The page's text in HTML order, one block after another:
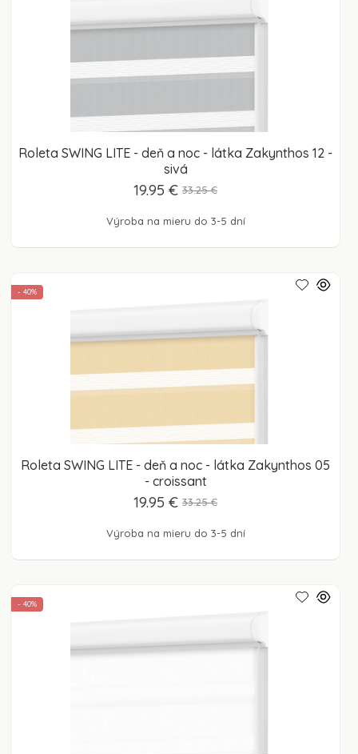
Roleta SWING LITE - deň a noc - látka Zakynthos 12 -
sivá
Výroba na mieru do 3-5 dní
19.95 € 33.25 €
Roleta SWING LITE - deň a noc - látka Zakynthos 05
- croissant
- 40%
Výroba na mieru do 3-5 dní
19.95 € 33.25 €
- 40%